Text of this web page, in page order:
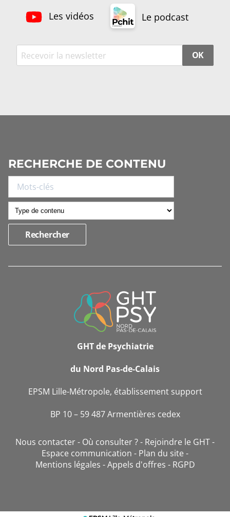
Les vidéos Le podcast
OK
RECHERCHE DE CONTENU
INFORMATIONS
GHT de Psychiatrie
du Nord Pas-de-Calais
EPSM Lille-Métropole, établissement support
BP 10 – 59 487 Armentières cedex
Nous contacter Où consulter ?
Rejoindre le GHT
Espace communication
Plan du site
Mentions légales
Appels d'offres RGPD